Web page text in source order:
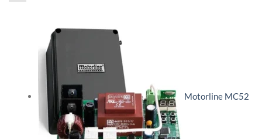
Motorline MC52